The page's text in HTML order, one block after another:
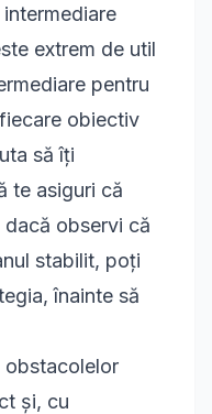
extrem de util
pentru
obiectiv
să îți
te asiguri că
dacă observi că
stabilit, poți
înainte să
obstacolelor
și, cu